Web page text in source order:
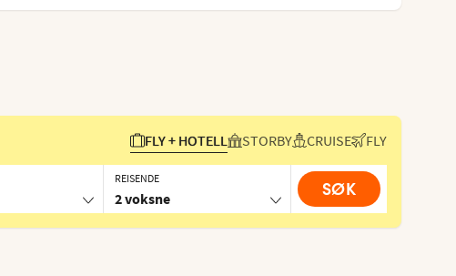
FLY + HOTELL STORBY CRUISE FLY
REISENDE
2 voksne SØK